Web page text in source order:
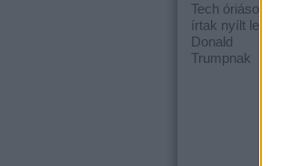
Tech óriások
írtak nyílt levelet
Donald
Trumpnak